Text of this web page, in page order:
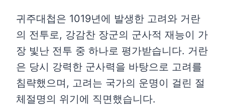
귀주대첩은 1019년에 발생한 고려와 거란
의 전투로, 강감찬 장군의 군사적 재능이 가
장 빛난 전투 중 하나로 평가받습니다. 거란
은 당시 강력한 군사력을 바탕으로 고려를
침략했으며, 고려는 국가의 운명이 걸린 절
체절명의 위기에 직면했습니다.